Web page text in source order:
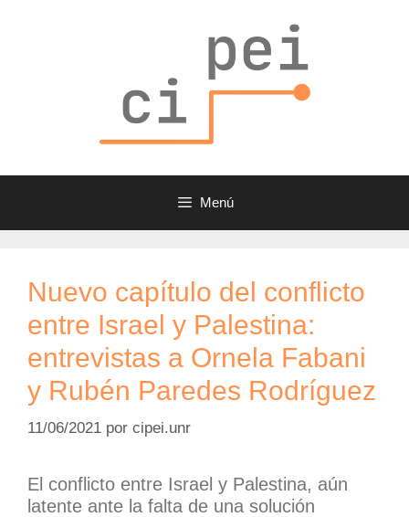
Menú
Nuevo capítulo del conflicto
entre Israel y Palestina:
entrevistas a Ornela Fabani
y Rubén Paredes Rodríguez
11/06/2021 por cipei.unr
El conflicto entre Israel y Palestina, aún
latente ante la falta de una solución